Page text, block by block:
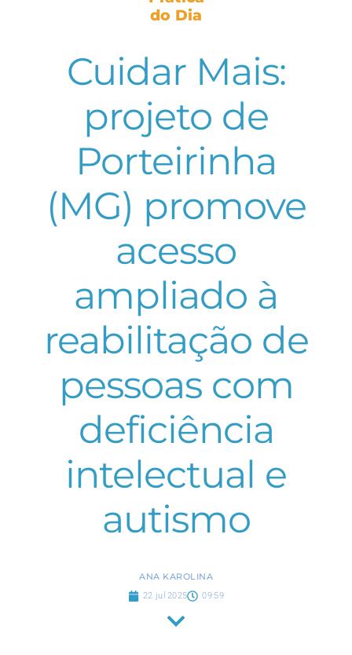
do Dia
Cuidar Mais:
projeto de
Porteirinha
(MG) promove
acesso
ampliado à
reabilitação de
pessoas com
deficiência
intelectual e
autismo
ANA KAROLINA
22 jul 2025 09:59